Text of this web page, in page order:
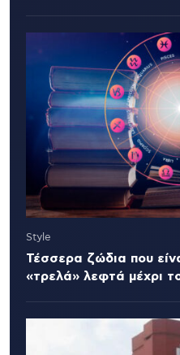
Style
Τέσσερα ζώδια που
«τρελά» λεφτά μέχρι